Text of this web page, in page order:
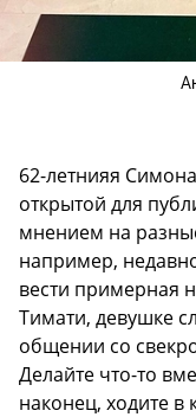
62-летнияя
открытой для
мнением на
например,
вести примерная
Тимати, девушке
общении со
Делайте что-то
наконец, ходите